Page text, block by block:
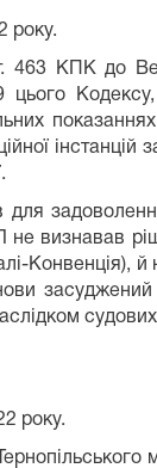
року.
КПК до
для
визнавав
Конвенція),
року.